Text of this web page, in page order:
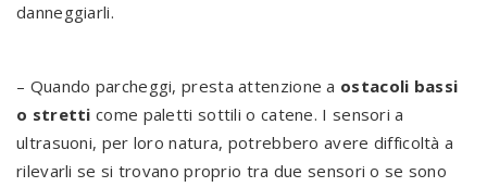
danneggiarli.
– Quando parcheggi, presta attenzione a ostacoli bassi
o stretti come paletti sottili o catene. I sensori a
ultrasuoni, per loro natura, potrebbero avere difficoltà a
rilevarli se si trovano proprio tra due sensori o se sono